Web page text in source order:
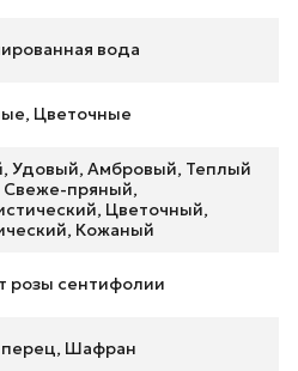
вода
Цветочные
Удовый, Амбровый, Теплый
Свеже-пряный,
Цветочный,
Кожаный
розы сентифолии
Шафран